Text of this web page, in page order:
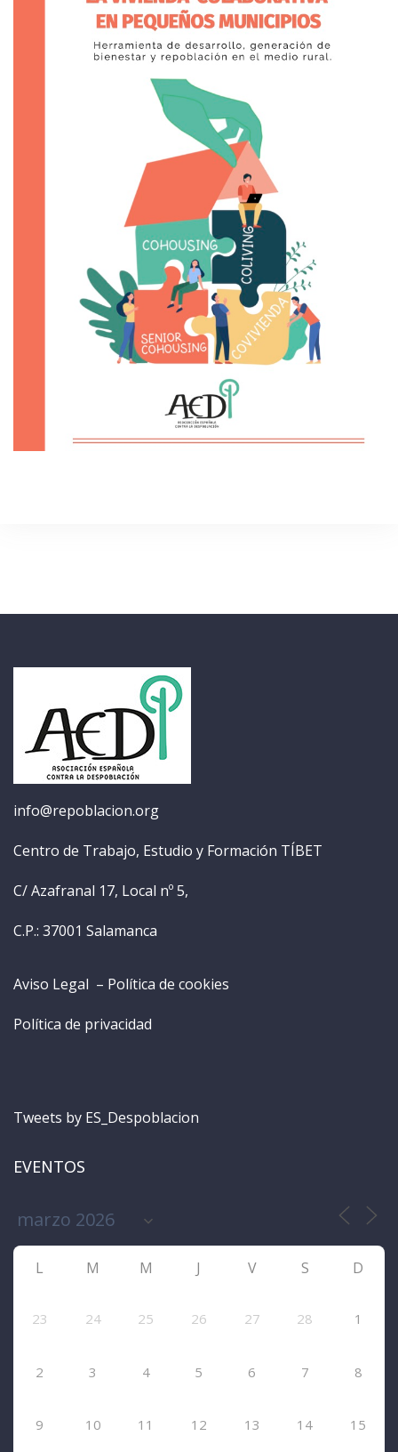
info@repoblacion.org
Centro de Trabajo, Estudio y Formación TÍBET
C/ Azafranal 17, Local nº 5,
C.P.: 37001 Salamanca
Aviso Legal – Política de cookies
Política de privacidad
Tweets by ES_Despoblacion
EVENTOS
L M M J V S D
23 24 25 26 27 28 1
2 3 4 5 6 7 8
9 10 11 12 13 14 15